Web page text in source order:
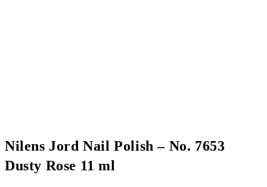
Nilens Jord Nail Polish – No. 7653
Dusty Rose 11 ml